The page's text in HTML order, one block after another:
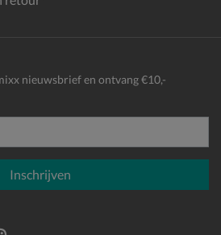
nieuwsbrief en ontvang €10,-
Inschrijven